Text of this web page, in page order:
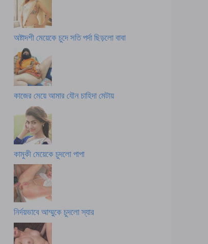
অষ্টাদশী মেয়েকে চুদে সতি পর্দা ছিড়লো বাবা
কাজের মেয়ে আমার যৌন চাহিদা মেটায়
কামুকী মেয়েকে চুদলো পাপা
নির্দয়ভাবে আম্মুকে চুদলো স্যার